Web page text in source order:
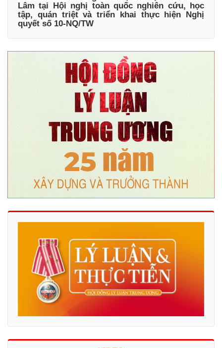
Lâm tại Hội nghị toàn quốc nghiên cứu, học
tập, quán triệt và triển khai thực hiện Nghị
quyết số 10-NQ/TW